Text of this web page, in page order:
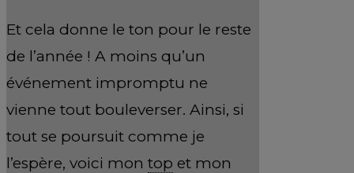
Et cela donne le ton pour le reste
de l’année ! A moins qu’un
événement impromptu ne
vienne tout bouleverser. Ainsi, si
tout se poursuit comme je
l’espère, voici mon top et mon